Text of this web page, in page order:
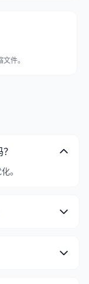
件。
。